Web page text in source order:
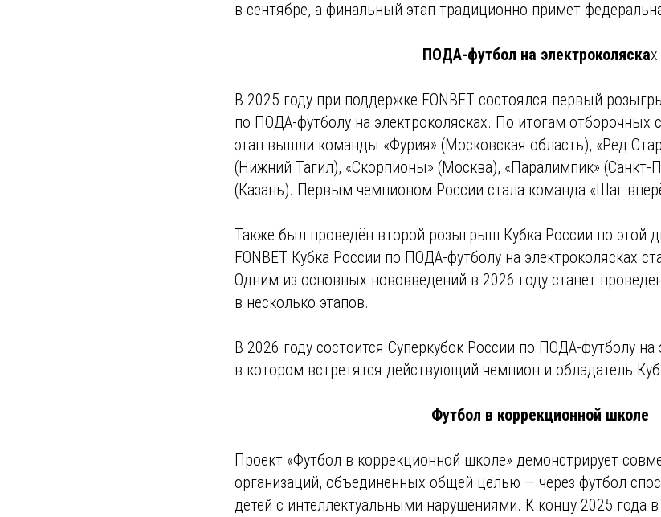
в сентябре, а финальный этап традиционно примет
ПОДА-футбол на электроколясках
В 2025 году при поддержке FONBET состоялся первый
по ПОДА-футболу на электроколясках. По итогам отборочных
этап вышли команды «Фурия» (Московская область), «Ред
(Нижний Тагил), «Скорпионы» (Москва), «Паралимпик» (Санкт-
(Казань). Первым чемпионом России стала команда «Шаг
Также был проведён второй розыгрыш Кубка России по этой
FONBET Кубка России по ПОДА-футболу на электроколясках
Одним из основных нововведений в 2026 году станет
в несколько этапов.
В 2026 году состоится Суперкубок России по ПОДА-футболу на
в котором встретятся действующий чемпион и обладатель
Футбол в коррекционной школе
Проект «Футбол в коррекционной школе» демонстрирует
организаций, объединённых общей целью — через футбол
детей с интеллектуальными нарушениями. К концу 2025 года в